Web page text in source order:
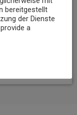
Koblenz
bereitgestellt
der Dienste
a